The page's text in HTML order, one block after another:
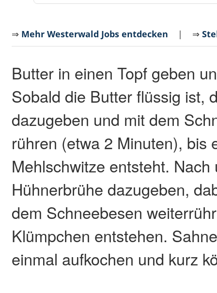
⇒ Mehr Westerwald Jobs entdecken | ⇒
Butter in einen Topf geben
Sobald die Butter flüssig ist,
dazugeben und mit dem
rühren (etwa 2 Minuten), bis
Mehlschwitze entsteht.
Hühnerbrühe dazugeben,
dem Schneebesen
Klümpchen entstehen.
einmal aufkochen und kurz